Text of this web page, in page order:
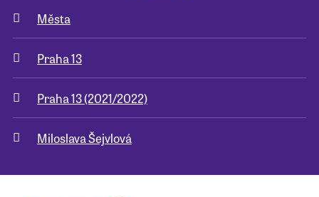
Pro školy
Příběhy našich sousedů
Města
Praha 13
Praha 13 (2021/2022)
Miloslava Šejvlová